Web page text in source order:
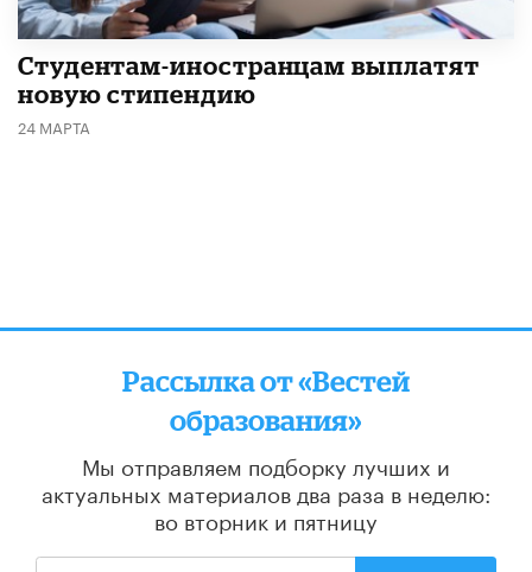
Студентам-иностранцам выплатят
новую стипендию
24 МАРТА
Рассылка от «Вестей
образования»
Мы отправляем подборку лучших и
актуальных материалов два раза в неделю:
во вторник и пятницу